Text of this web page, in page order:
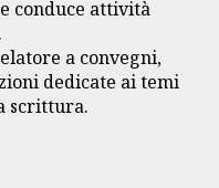
conduce attività
a convegni,
dedicate ai temi
scrittura.